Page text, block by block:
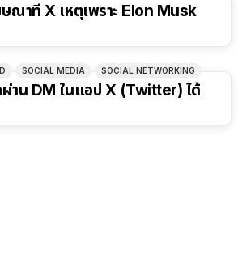
ณาที่ X เหตุเพราะ Elon Musk
SOCIAL MEDIA SOCIAL NETWORKING
ผ่าน DM ในแอป X (Twitter) ได้